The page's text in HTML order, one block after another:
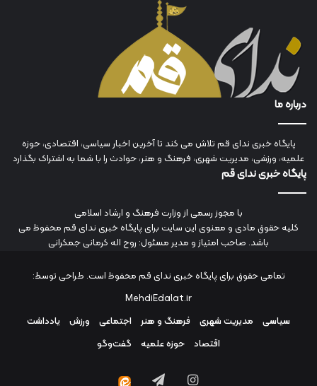
درباره ما
پایگاه خبری ندای قم تلاش می کند تا آخرین اخبار سیاسی، اقتصادی، حوزه
علمیه، ورزشی، مدیریت شهری، فرهنگ و هنر، حوادث را با شما به اشتراک بگذارد
پایگاه خبری ندای قم
با مجوز رسمی از وزارت فرهنگ و ارشاد اسلامی
کلیه حقوق مادی و معنوی این سایت برای پایگاه خبری ندای قم محفوظ می
باشد. صاحب امتیاز و مدیر مسئول: روح اله کرمانی جمکرانی
تمامی حقوق برای پایگاه خبری ندای قم محفوظ است. طراحی توسط:
MehdiEdalat.ir
سیاسی
مدیریت شهری فرهنگ و هنر اجتماعی ورزش
یادداشت
اقتصاد
حوزه علمیه گفت‌وگو
اینستاگرامتلگرام